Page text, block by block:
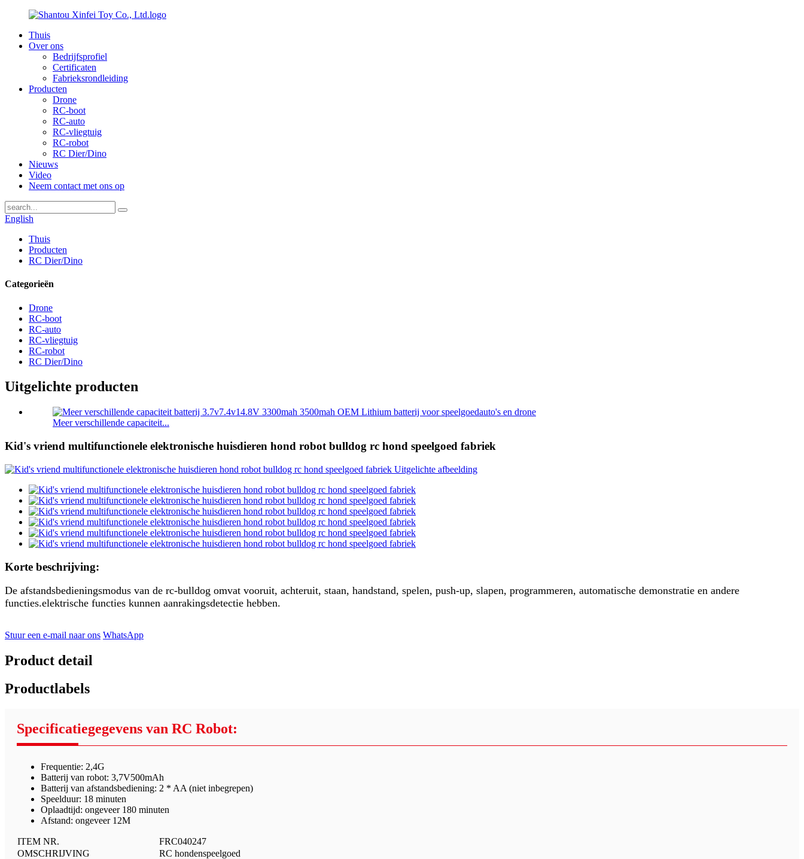
Thuis
Over ons
Bedrijfsprofiel
Certificaten
Fabrieksrondleiding
Producten
Drone
RC-boot
RC-auto
RC-vliegtuig
RC-robot
RC Dier/Dino
Nieuws
Video
Neem contact met ons op
English
Thuis
Producten
RC Dier/Dino
Categorieën
Drone
RC-boot
RC-auto
RC-vliegtuig
RC-robot
RC Dier/Dino
Uitgelichte producten
Meer verschillende capaciteit...
Kid's vriend multifunctionele elektronische huisdieren hond robot bulldog rc hond speelgoed fabriek
Korte beschrijving:
De afstandsbedieningsmodus van de rc-bulldog omvat vooruit, achteruit, staan, handstand, spelen, push-up, slapen, programmeren, automatische demonstratie en andere
functies.elektrische functies kunnen aanrakingsdetectie hebben.
Stuur een e-mail naar ons WhatsApp
Product detail
Productlabels
Specificatiegegevens van RC Robot:
Frequentie: 2,4G
Batterij van robot: 3,7V500mAh
Batterij van afstandsbediening: 2 * AA (niet inbegrepen)
Speelduur: 18 minuten
Oplaadtijd: ongeveer 180 minuten
Afstand: ongeveer 12M
ITEM NR.
FRC040247
OMSCHRIJVING
RC hondenspeelgoed